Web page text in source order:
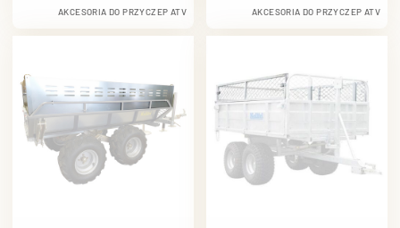
AKCESORIA DO PRZYCZEP ATV AKCESORIA DO PRZYCZEP ATV